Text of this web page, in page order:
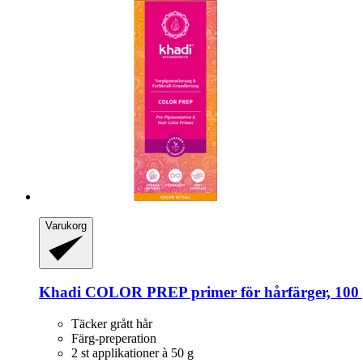
Varukorg
Khadi COLOR PREP primer för hårfärger, 100
Täcker grått hår
Färg-preperation
2 st applikationer à 50 g